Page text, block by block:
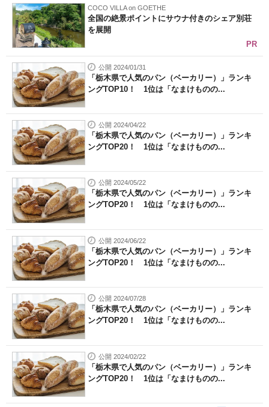
COCO VILLA on GOETHE
全国の絶景ポイントにサウナ付きのシェア別荘
を展開
PR
公開 2024/01/31
「栃木県で人気のパン（ベーカリー）」ランキ
ングTOP10！ 1位は「なまけものの...
公開 2024/04/22
「栃木県で人気のパン（ベーカリー）」ランキ
ングTOP20！ 1位は「なまけものの...
公開 2024/05/22
「栃木県で人気のパン（ベーカリー）」ランキ
ングTOP20！ 1位は「なまけものの...
公開 2024/06/22
「栃木県で人気のパン（ベーカリー）」ランキ
ングTOP20！ 1位は「なまけものの...
公開 2024/07/28
「栃木県で人気のパン（ベーカリー）」ランキ
ングTOP20！ 1位は「なまけものの...
公開 2024/02/22
「栃木県で人気のパン（ベーカリー）」ランキ
ングTOP20！ 1位は「なまけものの...